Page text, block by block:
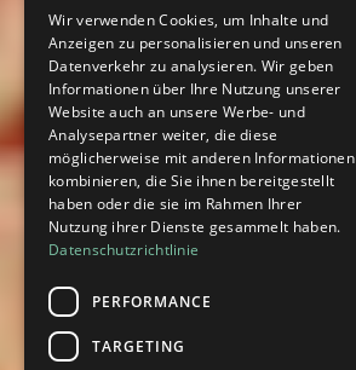
Wir verwenden Cookies, um Inhalte und
Anzeigen zu personalisieren und unseren
Datenverkehr zu analysieren. Wir geben
Informationen über Ihre Nutzung unserer
Website auch an unsere Werbe- und
Analysepartner weiter, die diese
möglicherweise mit anderen Informationen
kombinieren, die Sie ihnen bereitgestellt
haben oder die sie im Rahmen Ihrer
Nutzung ihrer Dienste gesammelt haben.
Datenschutzrichtlinie
PERFORMANCE
TARGETING